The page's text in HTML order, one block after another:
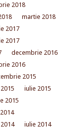
2018
martie 2018
2017
2017
decembrie 2016
2016
2015
iulie 2015
2015
iulie 2014